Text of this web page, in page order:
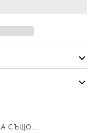
СЪЩО...